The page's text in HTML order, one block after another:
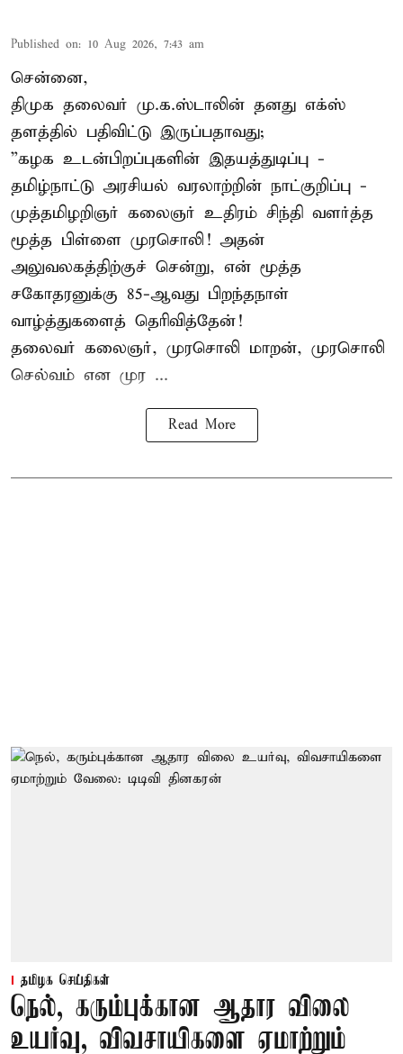
Published on: 10 Aug 2026, 7:43 am
சென்னை,
திமுக தலைவர் மு.க.ஸ்டாலின் தனது எக்ஸ்
தளத்தில் பதிவிட்டு இருப்பதாவது;
”கழக உடன்பிறப்புகளின் இதயத்துடிப்பு -
தமிழ்நாட்டு அரசியல் வரலாற்றின் நாட்குறிப்பு -
முத்தமிழறிஞர் கலைஞர் உதிரம் சிந்தி வளர்த்த
மூத்த பிள்ளை முரசொலி! அதன்
அலுவலகத்திற்குச் சென்று, என் மூத்த
சகோதரனுக்கு 85-ஆவது பிறந்தநாள்
வாழ்த்துகளைத் தெரிவித்தேன்!
தலைவர் கலைஞர், முரசொலி மாறன், முரசொலி
செல்வம் என முர ...
Read More
தமிழக செய்திகள்
நெல், கரும்புக்கான ஆதார விலை
உயர்வு, விவசாயிகளை ஏமாற்றும்